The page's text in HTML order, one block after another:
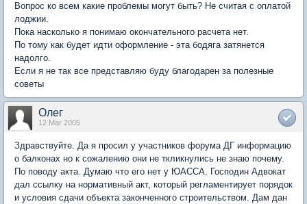
Вопрос ко всем какие проблемы могут быть? Не считая с оплатой
лоджии.
Пока насколько я понимаю окончательного расчета нет.
По тому как будет идти оформление - эта бодяга затянется
надолго.
Если я не так все представляю буду благодарен за полезные
советы
Олег
12 Mar 2005
Здравствуйте. Да я просил у участников форума ДГ информацию
о балконах но к сожалению они не ткликнулись не знаю почему.
По поводу акта. Думаю что его нет у ЮАССА. Господин Адвокат
дал ссылку на нормативный акт, который регламентирует порядок
и условия сдачи объекта законченного строительством. Дам дан